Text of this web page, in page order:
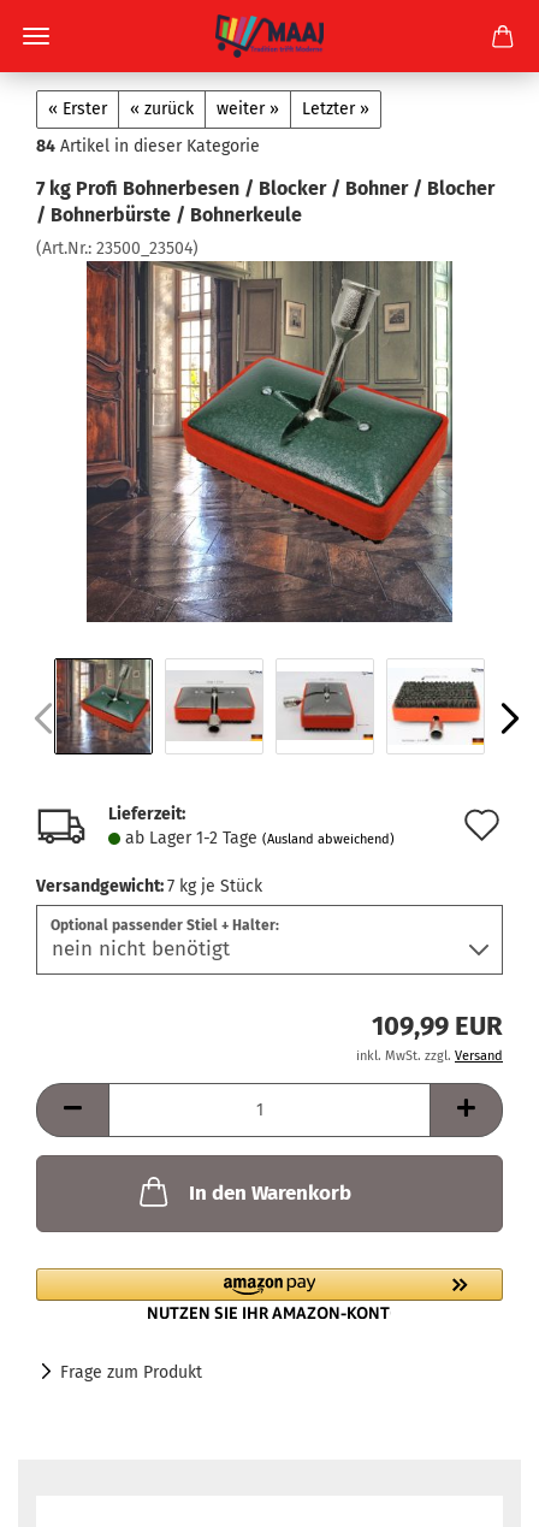
« Erster « zurück weiter »
Letzter »
84 Artikel in dieser Kategorie
7 kg Profi Bohnerbesen / Blocker / Bohner / Blocher
/ Bohnerbürste / Bohnerkeule
(Art.Nr.: 23500_23504)
Lieferzeit:
ab Lager 1-2 Tage (Ausland abweichend)
Versandgewicht:7 kg je Stück
Optional passender Stiel + Halter:
109,99 EUR
inkl. MwSt. zzgl. Versand
In den Warenkorb
Frage zum Produkt